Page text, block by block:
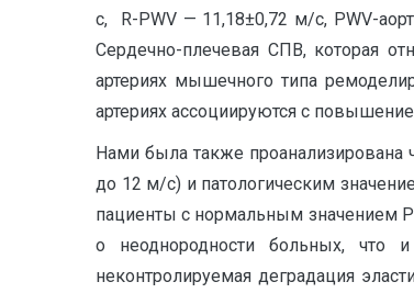
с, R-PWV — 11,18±0,72 м/с, PWV-
Сердечно-плечевая СПВ, которая
артериях мышечного типа
артериях ассоциируются с
Нами была также
до 12 м/с) и патологическим
пациенты с нормальным значением
о неоднородности больных, что
неконтролируемая деградация